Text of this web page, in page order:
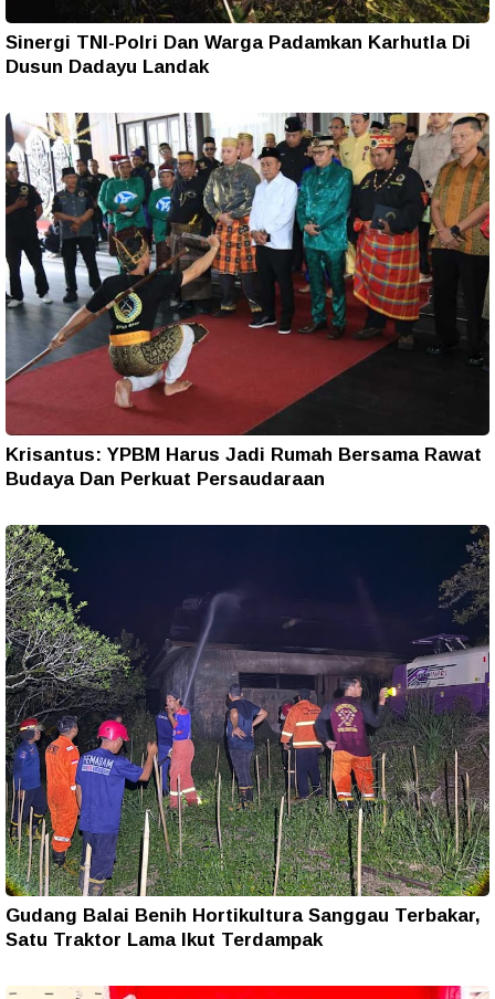
Sinergi TNI-Polri Dan Warga Padamkan Karhutla Di
Dusun Dadayu Landak
Krisantus: YPBM Harus Jadi Rumah Bersama Rawat
Budaya Dan Perkuat Persaudaraan
Gudang Balai Benih Hortikultura Sanggau Terbakar,
Satu Traktor Lama Ikut Terdampak